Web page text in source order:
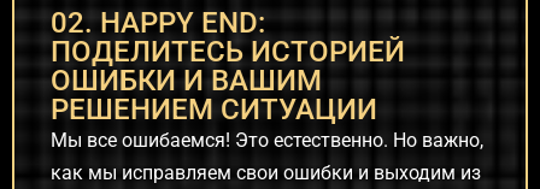
02. HAPPY END:
ПОДЕЛИТЕСЬ ИСТОРИЕЙ
ОШИБКИ И ВАШИМ
РЕШЕНИЕМ СИТУАЦИИ
Мы все ошибаемся! Это естественно. Но важно,
как мы исправляем свои ошибки и выходим из